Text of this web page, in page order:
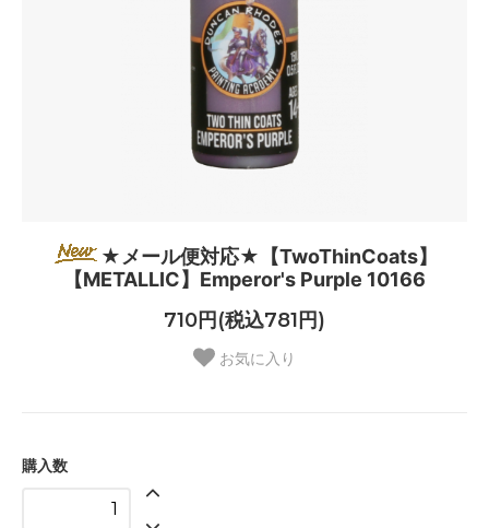
★メール便対応★【TwoThinCoats】
【METALLIC】Emperor's Purple 10166
710円(税込781円)
お気に入り
購入数